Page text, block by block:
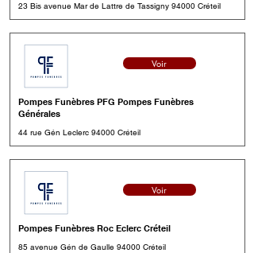
23 Bis avenue Mar de Lattre de Tassigny 94000 Créteil
Voir
Pompes Funèbres PFG Pompes Funèbres
Générales
44 rue Gén Leclerc 94000 Créteil
Voir
Pompes Funèbres Roc Eclerc Créteil
85 avenue Gén de Gaulle 94000 Créteil